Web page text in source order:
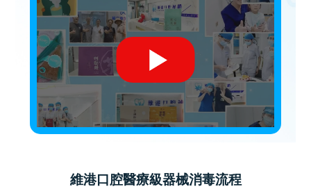
維港口腔醫療級器械消毒流程